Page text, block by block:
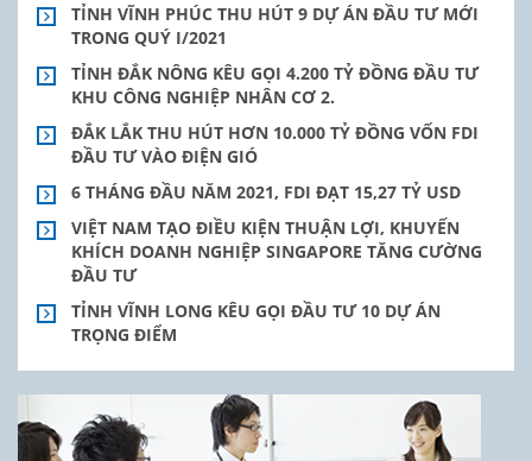
TỈNH VĨNH PHÚC THU HÚT 9 DỰ ÁN ĐẦU TƯ MỚI
TRONG QUÝ I/2021
TỈNH ĐẮK NÔNG KÊU GỌI 4.200 TỶ ĐỒNG ĐẦU TƯ
KHU CÔNG NGHIỆP NHÂN CƠ 2.
ĐẮK LẮK THU HÚT HƠN 10.000 TỶ ĐỒNG VỐN FDI
ĐẦU TƯ VÀO ĐIỆN GIÓ
6 THÁNG ĐẦU NĂM 2021, FDI ĐẠT 15,27 TỶ USD
VIỆT NAM TẠO ĐIỀU KIỆN THUẬN LỢI, KHUYẾN
KHÍCH DOANH NGHIỆP SINGAPORE TĂNG CƯỜNG
ĐẦU TƯ
TỈNH VĨNH LONG KÊU GỌI ĐẦU TƯ 10 DỰ ÁN
TRỌNG ĐIỂM